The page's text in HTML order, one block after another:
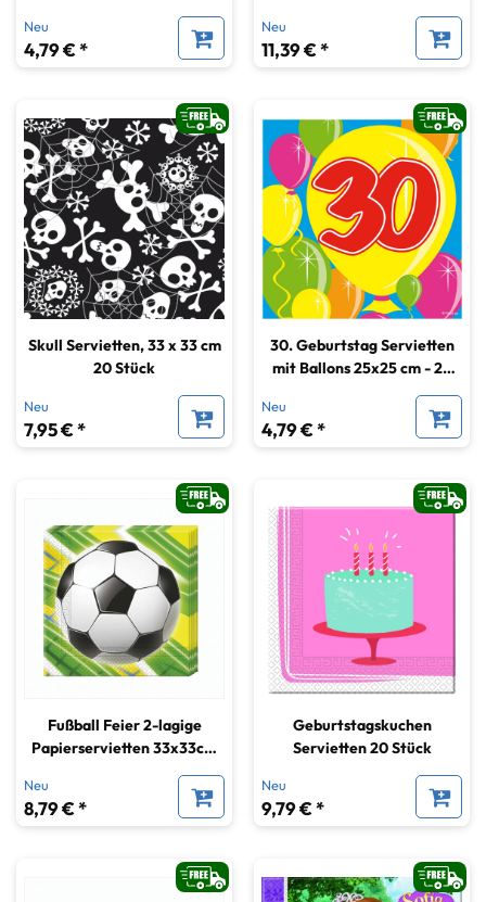
Neu
4,79 € *
Neu
11,39 € *
Skull Servietten, 33 x 33 cm
20 Stück
Neu
7,95 € *
30. Geburtstag Servietten
mit Ballons 25x25 cm - 20
Neu
4,79 € *
Fußball Feier 2-lagige
Papierservietten 33x33cm
Neu
8,79 € *
Geburtstagskuchen
Servietten 20 Stück
Neu
9,79 € *